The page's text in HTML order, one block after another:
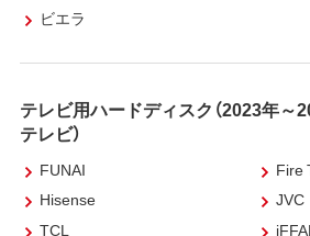
ビエラ
テレビ用ハードディスク（2023年～
テレビ）
FUNAI
Fire
Hisense
JVC
TCL